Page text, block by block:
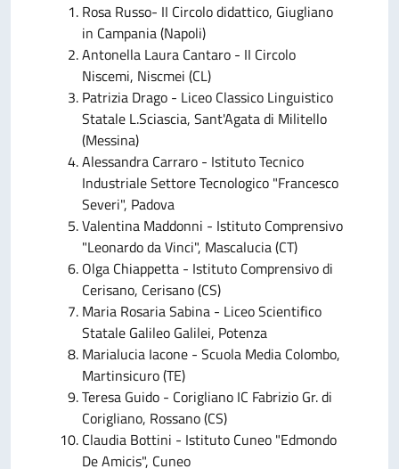
Rosa Russo- II Circolo didattico, Giugliano
in Campania (Napoli)
Antonella Laura Cantaro - II Circolo
Niscemi, Niscmei (CL)
Patrizia Drago - Liceo Classico Linguistico
Statale L.Sciascia, Sant'Agata di Militello
(Messina)
Alessandra Carraro - Istituto Tecnico
Industriale Settore Tecnologico "Francesco
Severi", Padova
Valentina Maddonni - Istituto Comprensivo
"Leonardo da Vinci", Mascalucia (CT)
Olga Chiappetta - Istituto Comprensivo di
Cerisano, Cerisano (CS)
Maria Rosaria Sabina - Liceo Scientifico
Statale Galileo Galilei, Potenza
Marialucia Iacone - Scuola Media Colombo,
Martinsicuro (TE)
Teresa Guido - Corigliano IC Fabrizio Gr. di
Corigliano, Rossano (CS)
Claudia Bottini - Istituto Cuneo "Edmondo
De Amicis", Cuneo